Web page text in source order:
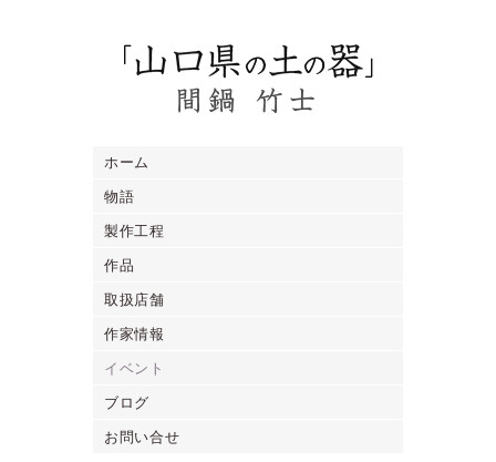
ホーム
物語
製作工程
作品
取扱店舗
作家情報
イベント
ブログ
お問い合せ